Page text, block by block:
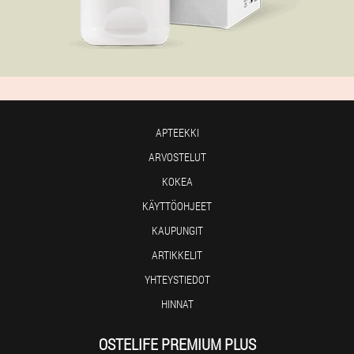
APTEEKKI
ARVOSTELUT
KOKEA
KÄYTTÖOHJEET
KAUPUNGIT
ARTIKKELIT
YHTEYSTIEDOT
HINNAT
OSTELIFE PREMIUM PLUS